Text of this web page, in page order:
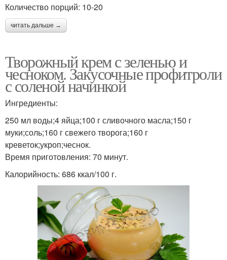
Количество порций: 10-20
читать дальше →
Творожный крем с зеленью и
чесноком. Закусочные профитроли
с соленой начинкой
Ингредиенты:
250 мл воды;4 яйца;100 г сливочного масла;150 г
муки;соль;160 г свежего творога;160 г
креветок;укроп;чеснок.
Время приготовления: 70 минут.
Калорийность: 686 ккал/100 г.